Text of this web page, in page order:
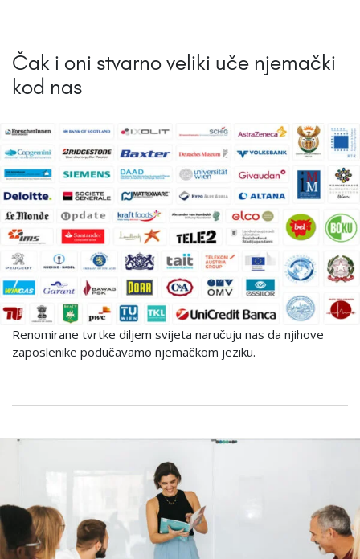
Čak i oni stvarno veliki uče njemački
kod nas
Renomirane tvrtke diljem svijeta naručuju nas da njihove
zaposlenike podučavamo njemačkom jeziku.